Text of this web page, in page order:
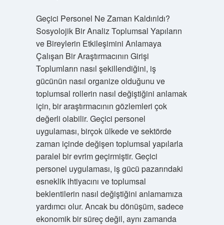
Geçici Personel Ne Zaman Kaldırıldı?
Sosyolojik Bir Analiz Toplumsal Yapıların
ve Bireylerin Etkileşimini Anlamaya
Çalışan Bir Araştırmacının Girişi
Toplumların nasıl şekillendiğini, iş
gücünün nasıl organize olduğunu ve
toplumsal rollerin nasıl değiştiğini anlamak
için, bir araştırmacının gözlemleri çok
değerli olabilir. Geçici personel
uygulaması, birçok ülkede ve sektörde
zaman içinde değişen toplumsal yapılarla
paralel bir evrim geçirmiştir. Geçici
personel uygulaması, iş gücü pazarındaki
esneklik ihtiyacını ve toplumsal
beklentilerin nasıl değiştiğini anlamamıza
yardımcı olur. Ancak bu dönüşüm, sadece
ekonomik bir süreç değil, aynı zamanda